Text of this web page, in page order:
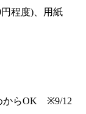
程度)、用紙
からOK ※9/12